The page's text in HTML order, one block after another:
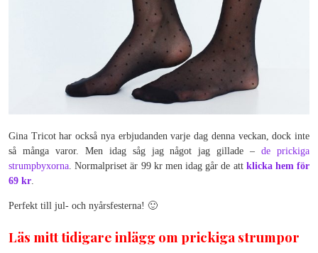
Gina Tricot har också nya erbjudanden varje dag denna veckan, dock inte
så många varor. Men idag såg jag något jag gillade –de prickiga
strumpbyxorna. Normalpriset är 99 kr men idag går de att klicka hem för
69 kr.
Perfekt till jul- och nyårsfesterna! 🙂
Läs mitt tidigare inlägg om prickiga strumpor